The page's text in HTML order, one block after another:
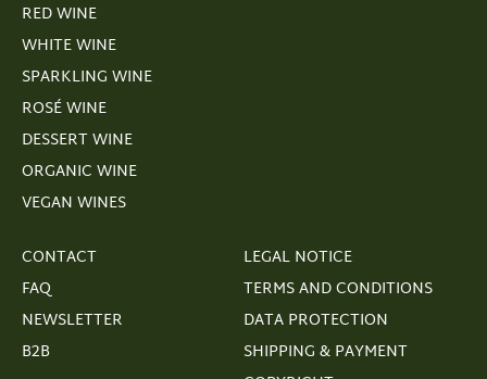
RED WINE
WHITE WINE
SPARKLING WINE
ROSÉ WINE
DESSERT WINE
ORGANIC WINE
VEGAN WINES
CONTACT
FAQ
NEWSLETTER
B2B
LEGAL NOTICE
TERMS AND CONDITIONS
DATA PROTECTION
SHIPPING & PAYMENT